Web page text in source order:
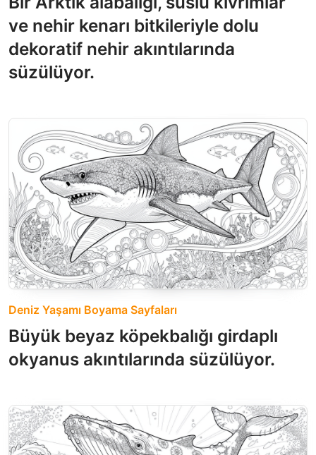
ve nehir kenarı bitkileriyle dolu
dekoratif nehir akıntılarında
süzülüyor.
Deniz Yaşamı Boyama Sayfaları
Büyük beyaz köpekbalığı girdaplı
okyanus akıntılarında süzülüyor.